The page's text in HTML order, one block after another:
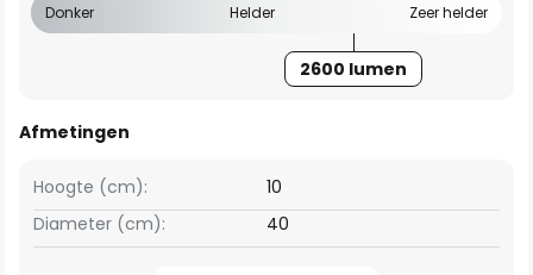
Donker Helder Zeer helder
2600 lumen
Afmetingen
Hoogte (cm):
10
Diameter (cm):
40